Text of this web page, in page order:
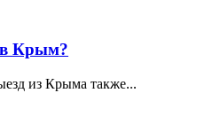
в Крым?
из Крыма также...